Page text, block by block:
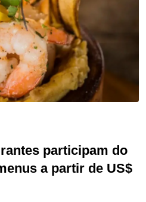
participam do
a partir de US$